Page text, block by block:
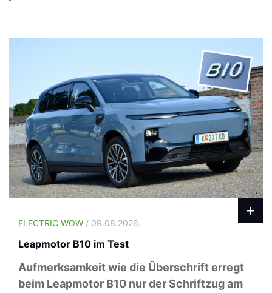
ELECTRIC WOW / 09.08.2026.
Leapmotor B10 im Test
Aufmerksamkeit wie die Überschrift erregt
beim Leapmotor B10 nur der Schriftzug am